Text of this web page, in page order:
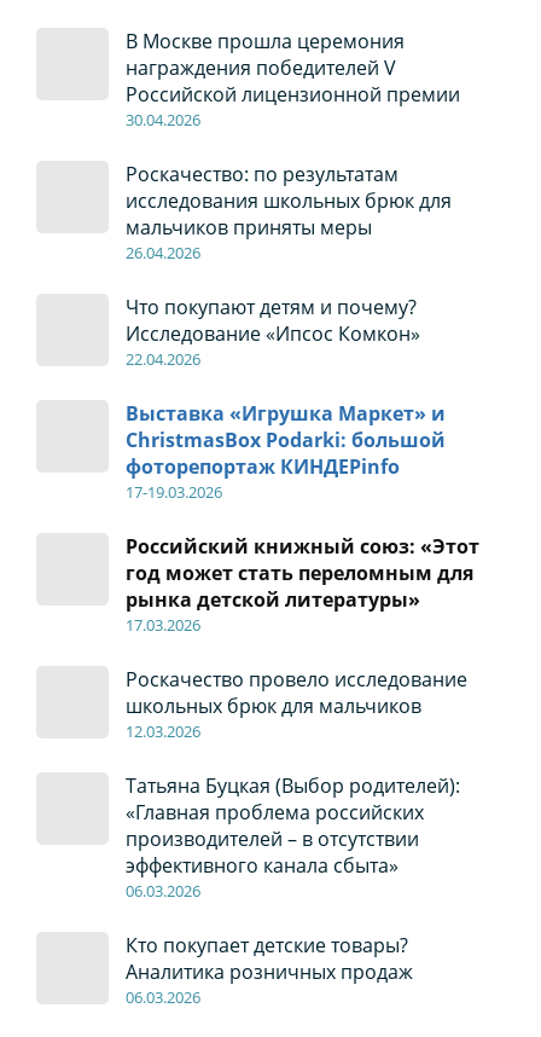
В Москве прошла церемония
награждения победителей V
Российской лицензионной премии
30.04.2026
Роскачество: по результатам
исследования школьных брюк для
мальчиков приняты меры
26.04.2026
Что покупают детям и почему?
Исследование «Ипсос Комкон»
22.04.2026
Выставка «Игрушка Маркет» и
ChristmasBox Podarki: большой
фоторепортаж КИНДЕРinfo
17-19.03.2026
Российский книжный союз: «Этот
год может стать переломным для
рынка детской литературы»
17.03.2026
Роскачество провело исследование
школьных брюк для мальчиков
12.03.2026
Татьяна Буцкая (Выбор родителей):
«Главная проблема российских
производителей – в отсутствии
эффективного канала сбыта»
06.03.2026
Кто покупает детские товары?
Аналитика розничных продаж
06.03.2026